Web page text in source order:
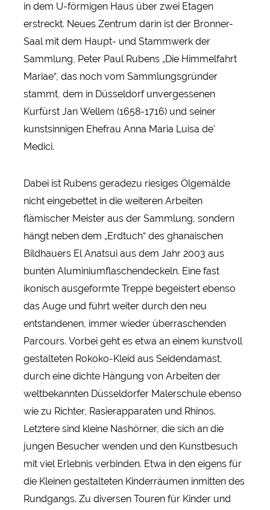
in dem U-förmigen Haus über zwei Etagen
erstreckt. Neues Zentrum darin ist der Bronner-
Saal mit dem Haupt- und Stammwerk der
Sammlung, Peter Paul Rubens „Die Himmelfahrt
Mariae“, das noch vom Sammlungsgründer
stammt, dem in Düsseldorf unvergessenen
Kurfürst Jan Wellem (1658-1716) und seiner
kunstsinnigen Ehefrau Anna Maria Luisa de'
Medici.
Dabei ist Rubens geradezu riesiges Ölgemälde
nicht eingebettet in die weiteren Arbeiten
flämischer Meister aus der Sammlung, sondern
hängt neben dem „Erdtuch“ des ghanaischen
Bildhauers El Anatsui aus dem Jahr 2003 aus
bunten Aluminiumflaschendeckeln. Eine fast
ikonisch ausgeformte Treppe begeistert ebenso
das Auge und führt weiter durch den neu
entstandenen, immer wieder überraschenden
Parcours. Vorbei geht es etwa an einem kunstvoll
gestalteten Rokoko-Kleid aus Seidendamast,
durch eine dichte Hängung von Arbeiten der
weltbekannten Düsseldorfer Malerschule ebenso
wie zu Richter, Rasierapparaten und Rhinos.
Letztere sind kleine Nashörner, die sich an die
jungen Besucher wenden und den Kunstbesuch
mit viel Erlebnis verbinden. Etwa in den eigens für
die Kleinen gestalteten Kinderräumen inmitten des
Rundgangs. Zu diversen Touren für Kinder und